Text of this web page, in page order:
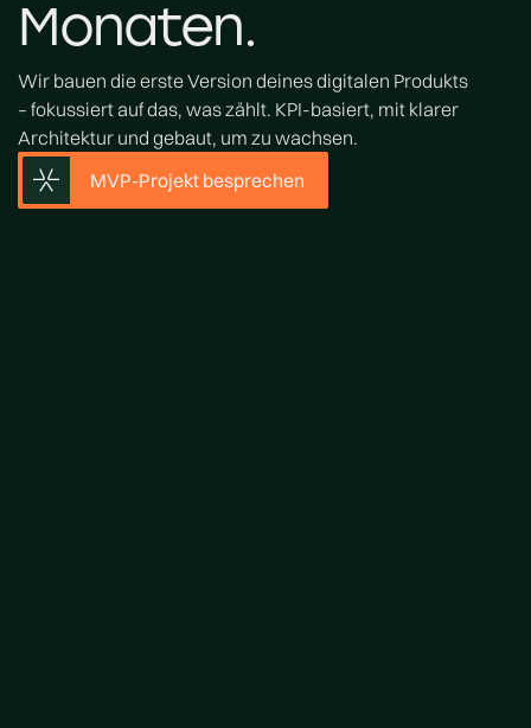
Monaten.
Wir bauen die erste Version deines digitalen Produkts
– fokussiert auf das, was zählt. KPI-basiert, mit klarer
Architektur und gebaut, um zu wachsen.
MVP-Projekt besprechen